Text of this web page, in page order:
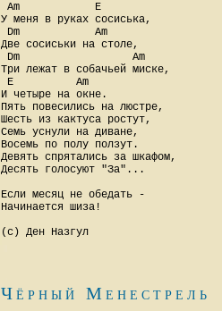
Am            E
У меня в руках сосиська,
Dm            Am
Две сосиськи на столе,
Dm                  Am
Три лежат в собачьей миске,
E          Am
И четыре на окне.
Пять повесились на люстре,
Шесть из кактуса ростут,
Семь уснули на диване,
Восемь по полу ползут.
Девять спрятались за шкафом,
Десять голосуют "За"...
Если месяц не обедать -
Hачинается шиза!
Чёрный Менестрель